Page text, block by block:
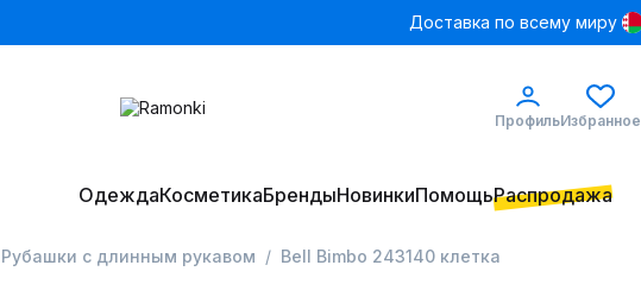
Доставка по всему миру
ПрофильИзбранное
ОдеждаКосметикаБрендыНовинкиПомощьРаспродажа
Рубашки с длинным рукавом Bell Bimbo 243140 клетка